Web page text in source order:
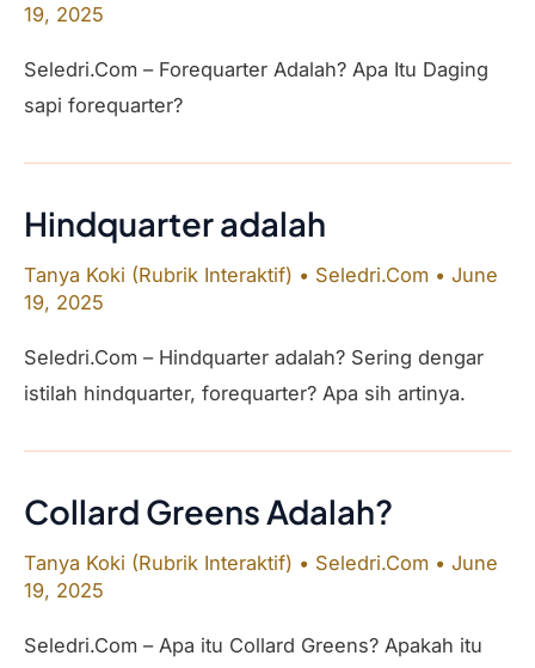
19, 2025
Seledri.Com – Forequarter Adalah? Apa Itu Daging
sapi forequarter?
Hindquarter adalah
Tanya Koki (Rubrik Interaktif) • Seledri.Com • June
19, 2025
Seledri.Com – Hindquarter adalah? Sering dengar
istilah hindquarter, forequarter? Apa sih artinya.
Collard Greens Adalah?
Tanya Koki (Rubrik Interaktif) • Seledri.Com • June
19, 2025
Seledri.Com – Apa itu Collard Greens? Apakah itu